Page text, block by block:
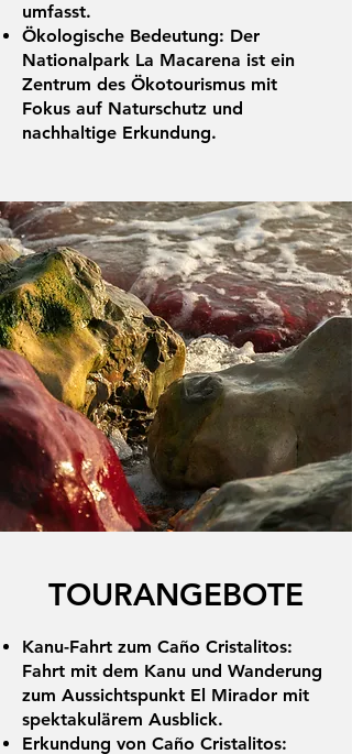
umfasst.
Ökologische Bedeutung: Der
Nationalpark La Macarena ist ein
Zentrum des Ökotourismus mit
Fokus auf Naturschutz und
nachhaltige Erkundung.
TOURANGEBOTE
Kanu-Fahrt zum Caño Cristalitos:
Fahrt mit dem Kanu und Wanderung
zum Aussichtspunkt El Mirador mit
spektakulärem Ausblick.
Erkundung von Caño Cristalitos: